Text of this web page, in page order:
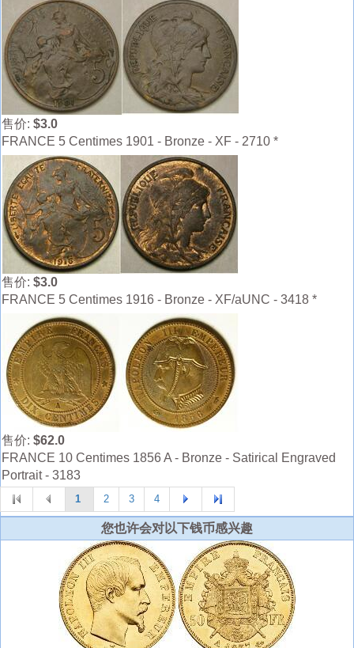
售价: $3.0
FRANCE 5 Centimes 1901 - Bronze - XF - 2710 *
售价: $3.0
FRANCE 5 Centimes 1916 - Bronze - XF/aUNC - 3418 *
售价: $62.0
FRANCE 10 Centimes 1856 A - Bronze - Satirical Engraved
Portrait - 3183
1 2 3 4
您也许会对以下钱币感兴趣